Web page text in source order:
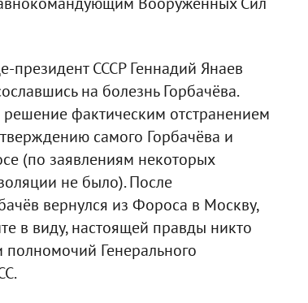
президент СССР Геннадий Янаев
на болезнь Горбачёва.
фактическим отстранением
самого Горбачёва и
(по заявлениям некоторых
не было). После
вернулся из Фороса в Москву,
в виду, настоящей правды никто
полномочий Генерального